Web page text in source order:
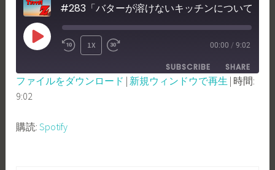
#283「バターが溶けないキッチンについて！」
PLAY
REWIND
10
SECONDS
1X
FAST
FORWARD
30
00:00 / 9:02
SUBSCRIBE SHARE
RSS FEED
SHARE
LINK
ファイルをダウンロード | 新規ウィンドウで再生 | 時間:
9:02
購読:Spotify